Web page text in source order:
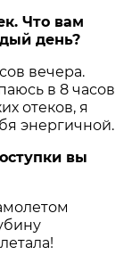
Что вам
день?
вечера.
в 8 часов
отеков, я
энергичной.
вы